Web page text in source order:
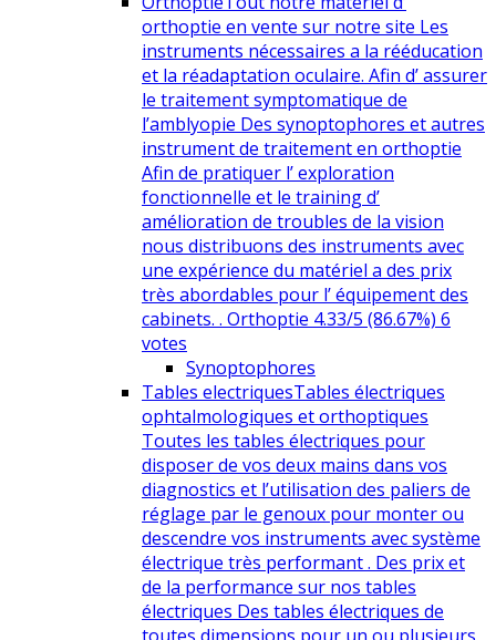
orthoptie en vente sur notre site Les
instruments nécessaires a la rééducation
et la réadaptation oculaire. Afin d’ assurer
le traitement symptomatique de
l’amblyopie Des synoptophores et autres
instrument de traitement en orthoptie
Afin de pratiquer l’ exploration
fonctionnelle et le training d’
amélioration de troubles de la vision
nous distribuons des instruments avec
une expérience du matériel a des prix
très abordables pour l’ équipement des
cabinets. . Orthoptie 4.33/5 (86.67%) 6
votes
Synoptophores
Tables electriquesTables électriques
ophtalmologiques et orthoptiques
Toutes les tables électriques pour
disposer de vos deux mains dans vos
diagnostics et l’utilisation des paliers de
réglage par le genoux pour monter ou
descendre vos instruments avec système
électrique très performant . Des prix et
de la performance sur nos tables
électriques Des tables électriques de